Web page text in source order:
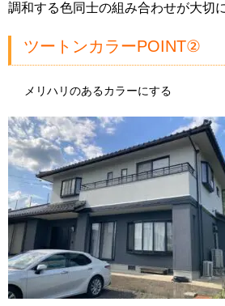
調和する色同士の組み合わせが大切
ツートンカラーPOINT②
メリハリのあるカラーにする